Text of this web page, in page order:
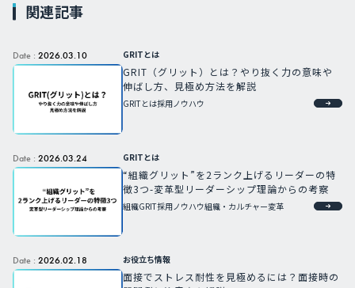
関連記事
Date : 2026.03.10 GRITとは
GRIT（グリット）とは？やり抜く力の意味や
伸ばし方、見極め方法を解説
GRITとは採用ノウハウ
Date : 2026.03.24 GRITとは
“組織グリット”を2ランク上げるリーダーの特
徴3つ-変革型リーダーシップ理論からの考察
組織GRIT採用ノウハウ組織・カルチャー変革
Date : 2026.02.18 お役立ち情報
面接でストレス耐性を見極めるには？面接時の